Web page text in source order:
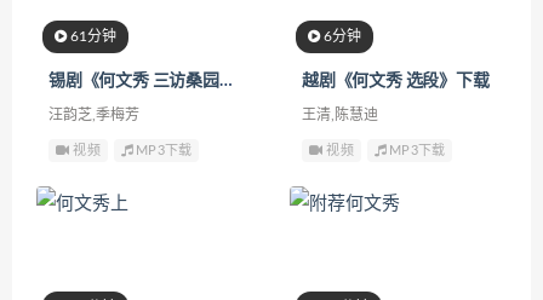
61分钟
锡剧《何文秀 三访桑园》下载
汪韵芝,季梅芳
视频 MP3下载
6分钟
越剧《何文秀 选段》下载
王清,陈慧迪
视频 MP3下载